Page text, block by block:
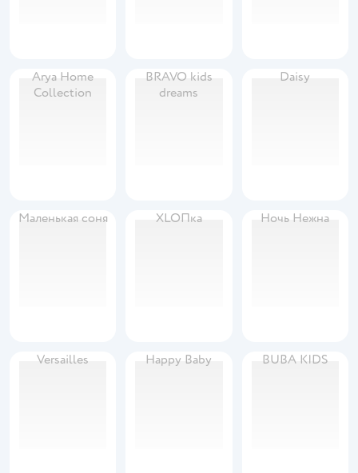
Arya Home
Collection
BRAVO kids
dreams
Daisy
Маленькая соня XLOПка Ночь Нежна
Versailles Happy Baby BUBA KIDS